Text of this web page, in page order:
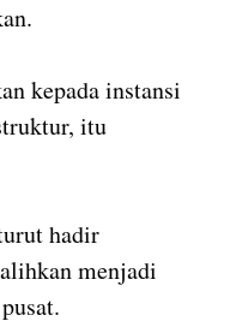
kepada instansi
itu
hadir
menjadi